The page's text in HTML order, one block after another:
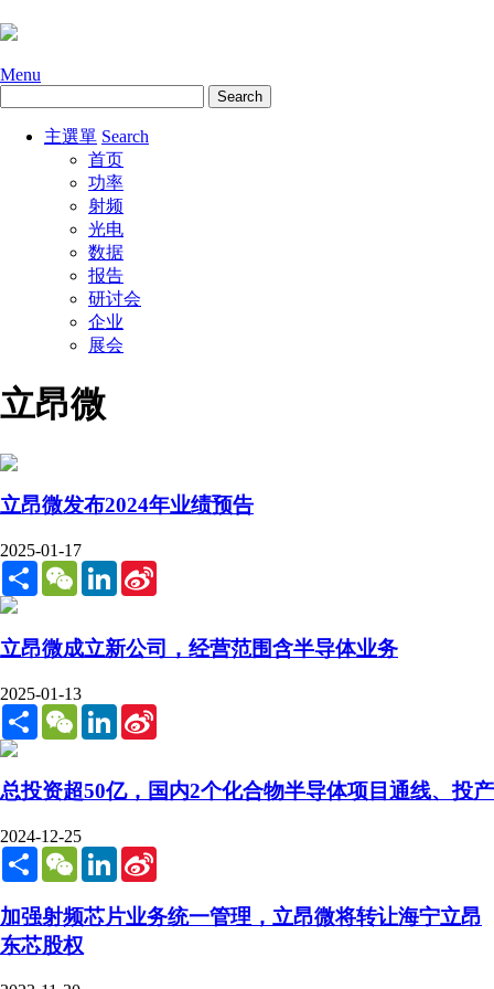
Menu
主選單 Search
首页
功率
射频
光电
数据
报告
研讨会
企业
展会
立昂微
立昂微发布2024年业绩预告
2025-01-17
Share WeChatLinkedIn
立昂微成立新公司，经营范围含半导体业务
2025-01-13
Share WeChatLinkedIn
总投资超50亿，国内2个化合物半导体项目通线、投产
2024-12-25
Share WeChatLinkedIn
加强射频芯片业务统一管理，立昂微将转让海宁立昂
东芯股权